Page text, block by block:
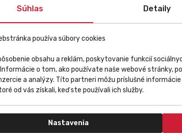
Súhlas Detaily
používa súbory cookies
obsahu a reklám, poskytovanie funkcií
o tom, ako používate naše webové stránky,
a analýzy. Títo partneri môžu príslušné
od vás získali, keď ste používali ich služby.
Nastavenia